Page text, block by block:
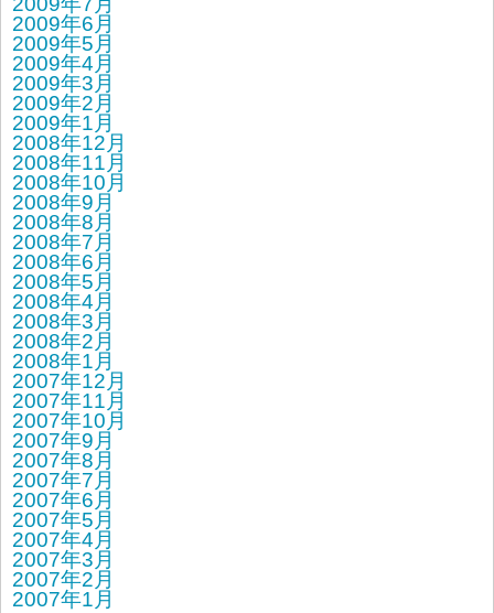
2009年6月
2009年5月
2009年4月
2009年3月
2009年2月
2009年1月
2008年12月
2008年11月
2008年10月
2008年9月
2008年8月
2008年7月
2008年6月
2008年5月
2008年4月
2008年3月
2008年2月
2008年1月
2007年12月
2007年11月
2007年10月
2007年9月
2007年8月
2007年7月
2007年6月
2007年5月
2007年4月
2007年3月
2007年2月
2007年1月